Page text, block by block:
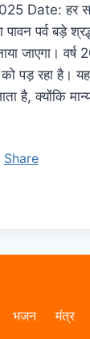
Date: हर
पर्व बड़े
जाएगा। वर्ष
पड़ रहा है। यह
है, क्योंकि
XShare
भजन मंत्र